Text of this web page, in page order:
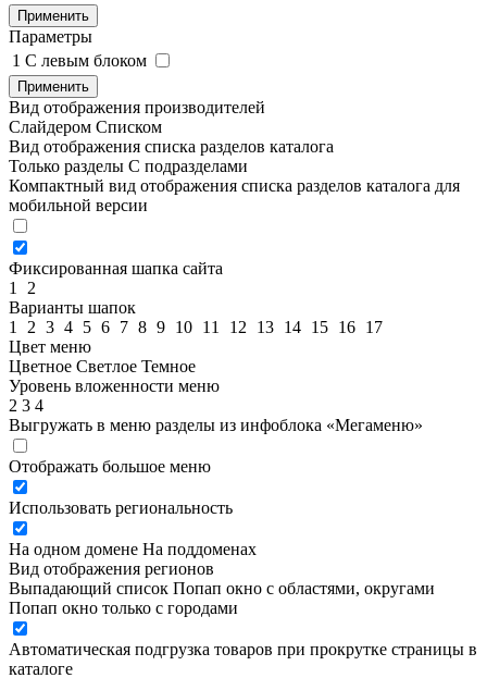
Применить
Параметры
1 C левым блоком
Применить
Вид отображения производителей
Слайдером Списком
Вид отображения списка разделов каталога
Только разделы С подразделами
Компактный вид отображения списка разделов каталога для
мобильной версии
Фиксированная шапка сайта
1
2
Варианты шапок
1
2 3 4 5 6 7 8 9 10 11 12 13 14 15 16 17
Цвет меню
Цветное Светлое Темное
Уровень вложенности меню
2 3 4
Выгружать в меню разделы из инфоблока «Мегаменю»
Отображать большое меню
Использовать региональность
На одном домене На поддоменах
Вид отображения регионов
Выпадающий список Попап окно c областями, округами
Попап окно только с городами
Автоматическая подгрузка товаров при прокрутке страницы в
каталоге